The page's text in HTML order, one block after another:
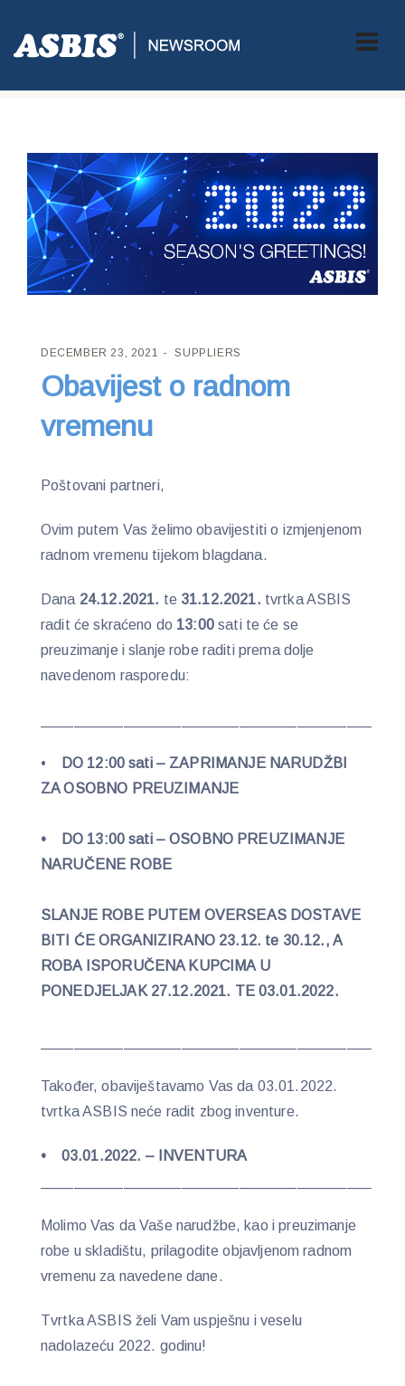
ASBIS CROATIA SUPPLIERS> OBAVIJEST O RADNOM
DECEMBER 23, 2021 SUPPLIERS
Obavijest o radnom
vremenu
Poštovani partneri,
Ovim putem Vas želimo obavijestiti o izmjenjenom
radnom vremenu tijekom blagdana.
Dana 24.12.2021. te 31.12.2021. tvrtka ASBIS
radit će skraćeno do 13:00sati te će se
preuzimanje i slanje robe raditi prema dolje
navedenom rasporedu:
• DO 12:00 sati – ZAPRIMANJE NARUDŽBI
ZA OSOBNO PREUZIMANJE
• DO 13:00 sati – OSOBNO PREUZIMANJE
NARUČENE ROBE
SLANJE ROBE PUTEM OVERSEAS DOSTAVE
BITI ĆE ORGANIZIRANO 23.12. te 30.12., A
ROBA ISPORUČENA KUPCIMA U
PONEDJELJAK 27.12.2021. TE 03.01.2022.
Također, obaviještavamo Vas da 03.01.2022.
tvrtka ASBIS neće radit zbog inventure.
• 03.01.2022. – INVENTURA
Molimo Vas da Vaše narudžbe, kao i preuzimanje
robe u skladištu, prilagodite objavljenom radnom
vremenu za navedene dane.
Tvrtka ASBIS želi Vam uspješnu i veselu
nadolazeću 2022. godinu!